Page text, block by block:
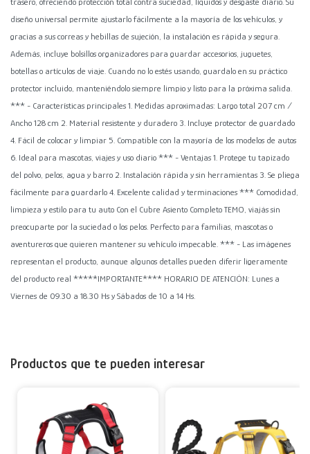
diseño universal permite ajustarlo fácilmente a la mayoría de los vehículos, y
gracias a sus correas y hebillas de sujeción, la instalación es rápida y segura.
Además, incluye bolsillos organizadores para guardar accesorios, juguetes,
botellas o artículos de viaje. Cuando no lo estés usando, guardalo en su práctico
protector incluido, manteniéndolo siempre limpio y listo para la próxima salida.
*** - Características principales 1. Medidas aproximadas: Largo total 207 cm /
Ancho 128 cm 2. Material resistente y duradero 3. Incluye protector de guardado
4. Fácil de colocar y limpiar 5. Compatible con la mayoría de los modelos de autos
6. Ideal para mascotas, viajes y uso diario *** - Ventajas 1. Protege tu tapizado
del polvo, pelos, agua y barro 2. Instalación rápida y sin herramientas 3. Se pliega
fácilmente para guardarlo 4. Excelente calidad y terminaciones *** Comodidad,
limpieza y estilo para tu auto Con el Cubre Asiento Completo TEMO, viajás sin
preocuparte por la suciedad o los pelos. Perfecto para familias, mascotas o
aventureros que quieren mantener su vehículo impecable. *** - Las imágenes
representan el producto, aunque algunos detalles pueden diferir ligeramente
del producto real *****IMPORTANTE**** HORARIO DE ATENCIÓN: Lunes a
Viernes de 09.30 a 18.30 Hs y Sábados de 10 a 14 Hs.
Productos que te pueden interesar